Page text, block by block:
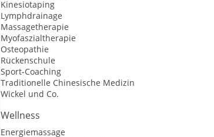
Kinesiotaping
Lymphdrainage
Massagetherapie
Myofaszialtherapie
Osteopathie
Rückenschule
Sport-Coaching
Traditionelle Chinesische Medizin
Wickel und Co.
Wellness
Energiemassage